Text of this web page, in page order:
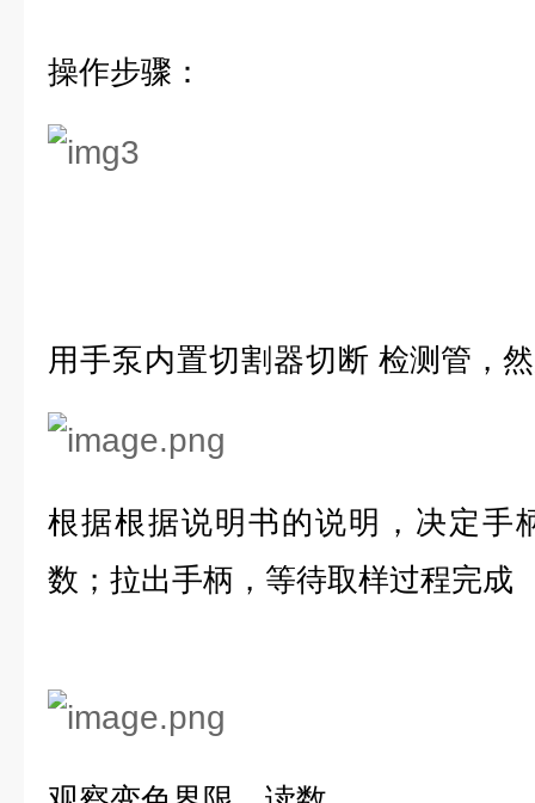
操作步骤：
用手泵内置切割器切断 检测管，
根据根据说明书的说明，决定手
数；拉出手柄，等待取样过程完成